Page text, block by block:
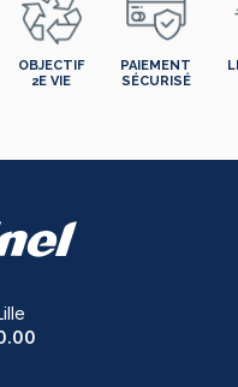
OBJECTIF
2E VIE
PAIEMENT
SÉCURISÉ